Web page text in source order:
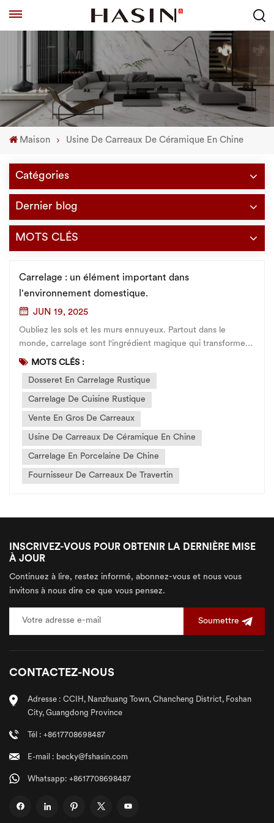
Maison Usine De Carreaux De Céramique En Chine
Catégories
Dernier blog
MOTS CLÉS
Carrelage : un élément important dans
l'environnement domestique.
JUN 19, 2025
Oubliez les sols et les murs ennuyeux. Partout dans le
monde, carrelage sont l'ingrédient magique qui transforme
les espaces ordinaires en reflets de personnalité et de
découvrons comment différents lieux utilisent le carrelage
pour raco...
MOTS CLÉS :
Dosseret En Carrelage Rustique
Carrelage De Cuisine Rustique
Vente En Gros De Carreaux
Usine De Carreaux De Céramique En Chine
Carrelage En Porcelaine De Chine
Fournisseur De Carreaux De Travertin
INSCRIVEZ-VOUS POUR OBTENIR LA DERNIÈRE MISE
À JOUR
Continuez à lire, restez informé, abonnez-vous et nous vous
invitons à nous dire ce que vous pensez.
Soumettre
CONTACTEZ-NOUS
Adresse : CCIH, Nanzhuang Town, Chancheng District, Foshan
City, Guangdong Province
Tél : +8617708698487
E-mail : becky@fshasin.com
Whatsapp: +8617708698487